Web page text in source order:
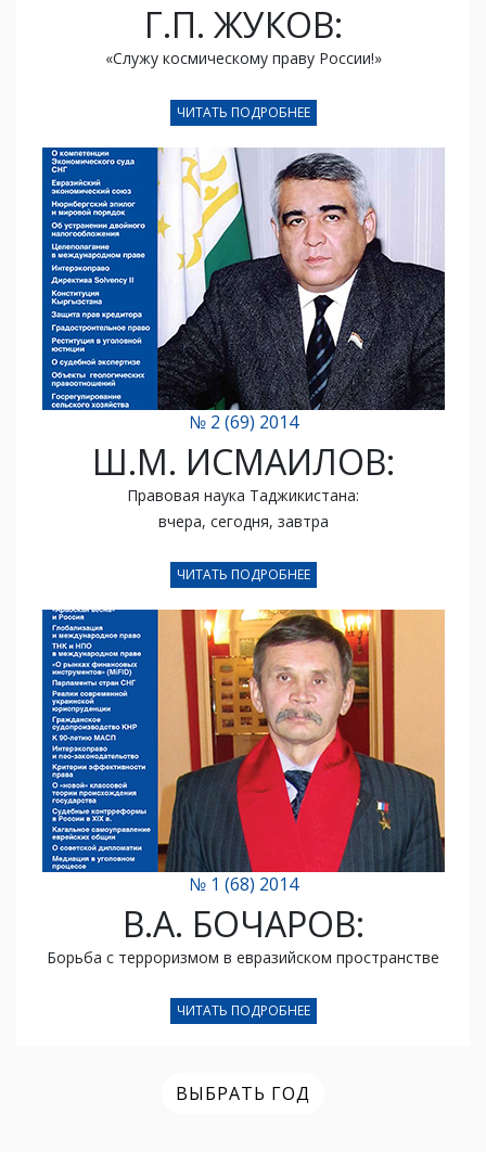
Г.П. ЖУКОВ:
«Cлужу космическому праву России!»
ЧИТАТЬ ПОДРОБНЕЕ
№ 2 (69) 2014
Ш.М. ИСМАИЛОВ:
Правовая наука Таджикистана:
вчера, сегодня, завтра
ЧИТАТЬ ПОДРОБНЕЕ
№ 1 (68) 2014
В.А. БОЧАРОВ:
Борьба с терроризмом в евразийском пространстве
ЧИТАТЬ ПОДРОБНЕЕ
ВЫБРАТЬ ГОД